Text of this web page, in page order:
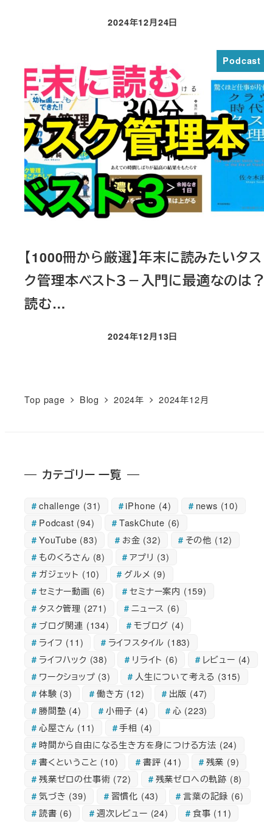
投稿日
2024年12月24日
Podcast
【1000冊から厳選】年末に読みたいタス
ク管理本ベスト３－入門に最適なのは？
読む…
投稿日
2024年12月13日
Top page Blog 2024年 2024年12月
カテゴリー 一覧
challenge (31) iPhone (4) news (10)
Podcast (94) TaskChute (6)
YouTube (83) お金 (32) その他 (12)
ものくろさん (8) アプリ (3)
ガジェット (10) グルメ (9)
セミナー動画 (6) セミナー案内 (159)
タスク管理 (271) ニュース (6)
ブログ関連 (134) モブログ (4)
ライフ (11) ライフスタイル (183)
ライフハック (38) リライト (6) レビュー (4)
ワークショップ (3) 人生について考える (315)
体験 (3) 働き方 (12) 出版 (47)
勝間塾 (4) 小冊子 (4) 心 (223)
心屋さん (11) 手相 (4)
時間から自由になる生き方を身につける方法 (24)
書くということ (10) 書評 (41) 残業 (9)
残業ゼロの仕事術 (72) 残業ゼロへの軌跡 (8)
気づき (39) 習慣化 (43) 言葉の記録 (6)
読書 (6) 週次レビュー (24) 食事 (11)